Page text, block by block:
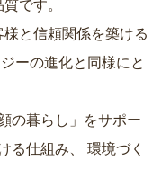
です。
と信頼関係を築ける
の暮らし」をサポー
る仕組み、